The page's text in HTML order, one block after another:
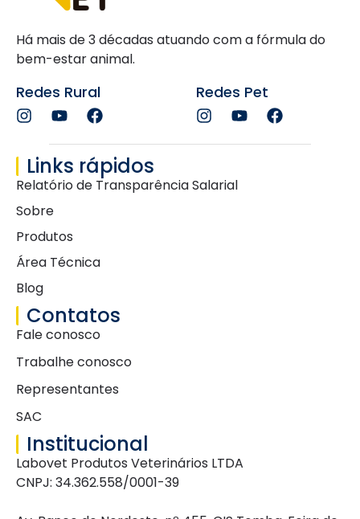
Há mais de 3 décadas atuando com a fórmula do
bem-estar animal.
Redes Rural Redes Pet
Links rápidos
Relatório de Transparência Salarial
Sobre
Produtos
Área Técnica
Blog
Contatos
Fale conosco
Trabalhe conosco
Representantes
SAC
Institucional
Labovet Produtos Veterinários LTDA
CNPJ: 34.362.558/0001-39